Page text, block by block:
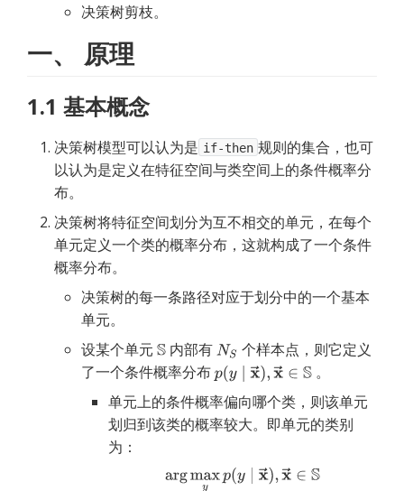
决策树剪枝。
一、 原理
1.1 基本概念
决策树模型可以认为是 if-then 规则的集合，也可
以认为是定义在特征空间与类空间上的条件概率分
布。
决策树将特征空间划分为互不相交的单元，在每个
单元定义一个类的概率分布，这就构成了一个条件
概率分布。
决策树的每一条路径对应于划分中的一个基本
单元。
设某个单元
内部有
个样本点，则它定义
了一个条件概率分布
。
单元上的条件概率偏向哪个类，则该单元
划归到该类的概率较大。即单元的类别
为：